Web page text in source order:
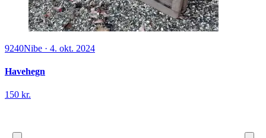
9240Nibe · 4. okt. 2024
Havehegn
150 kr.